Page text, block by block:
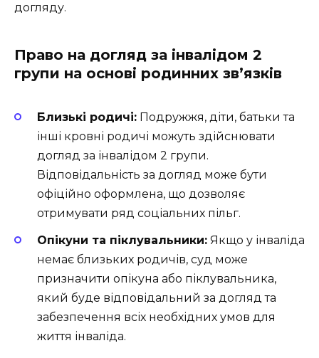
догляду.
Право на догляд за інвалідом 2
групи на основі родинних зв’язків
Близькі родичі: Подружжя, діти, батьки та
інші кровні родичі можуть здійснювати
догляд за інвалідом 2 групи.
Відповідальність за догляд може бути
офіційно оформлена, що дозволяє
отримувати ряд соціальних пільг.
Опікуни та піклувальники: Якщо у інваліда
немає близьких родичів, суд може
призначити опікуна або піклувальника,
який буде відповідальний за догляд та
забезпечення всіх необхідних умов для
життя інваліда.